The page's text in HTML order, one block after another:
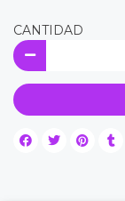
CANTIDAD